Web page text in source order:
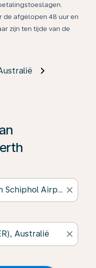
de afgelopen 48 uur en
zijn ten tijde van de
close
close